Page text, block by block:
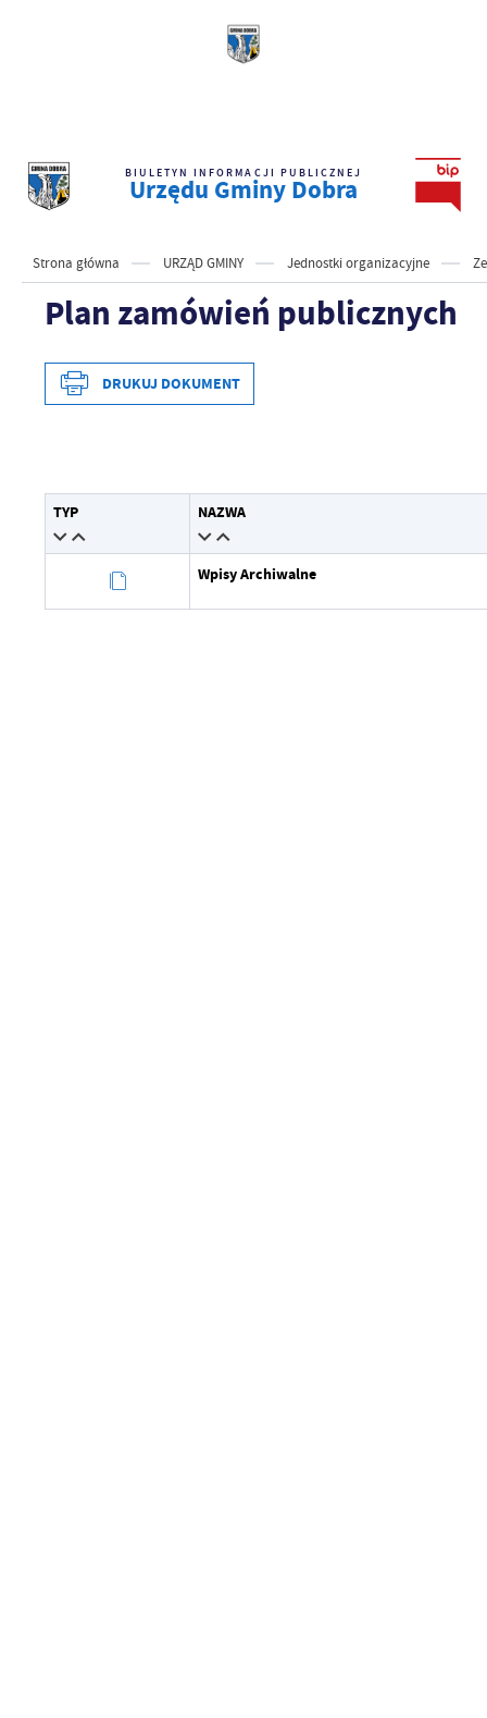
BIULETYN INFORMACJI PUBLICZNEJ
Urzędu Gminy Dobra
Strona główna URZĄD GMINY Jednostki organizacyjne
Plan zamówień publicznych
Wytworzył
Data opublikowania
Opublikował
DRUKUJ DOKUMENT
TYP NAZWA
Wpisy Archiwalne